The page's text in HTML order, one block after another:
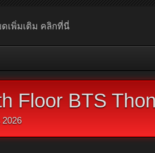
ดเพิ่มเติม คลิกที่นี่
Floor BTS